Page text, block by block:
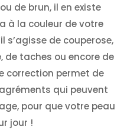
de brun, il en existe
à la couleur de votre
s’agisse de couperose,
de taches ou encore de
correction permet de
qui peuvent
pour que votre peau
jour !